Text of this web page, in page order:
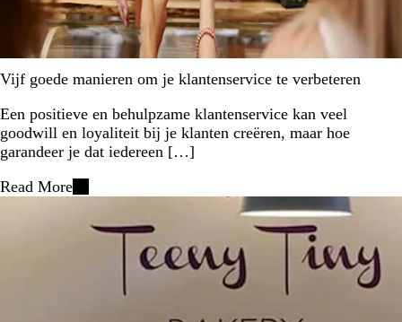
Vijf goede manieren om je klantenservice te verbeteren
Een positieve en behulpzame klantenservice kan veel
goodwill en loyaliteit bij je klanten creëren, maar hoe
garandeer je dat iedereen […]
Read More